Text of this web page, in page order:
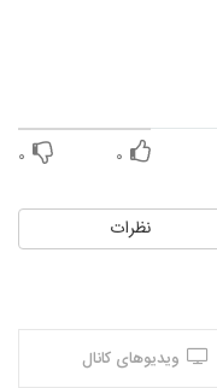
۰ ۰
نظرات
ویدیوهای کانال